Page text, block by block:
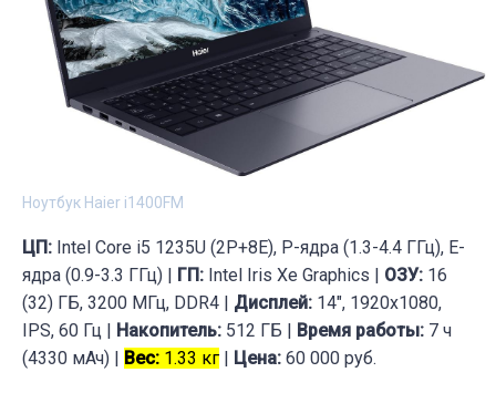
Ноутбук Haier i1400FM
ЦП: Intel Core i5 1235U (2P+8E), P-ядра (1.3-4.4 ГГц), E-
ядра (0.9-3.3 ГГц) |
ГП: Intel Iris Xe Graphics | ОЗУ: 16
(32) ГБ, 3200 МГц, DDR4 | Дисплей: 14", 1920x1080,
IPS, 60 Гц |
Накопитель: 512 ГБ | Время работы: 7 ч
(4330 мАч) |
Вес: 1.33 кг Цена: 60 000 руб.